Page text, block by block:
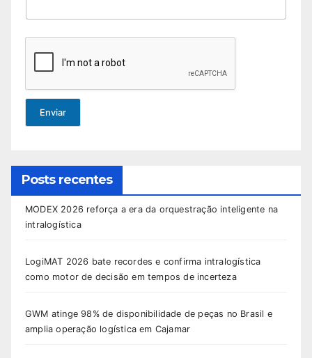
Enviar
Posts recentes
MODEX 2026 reforça a era da orquestração inteligente na
intralogística
LogiMAT 2026 bate recordes e confirma intralogística
como motor de decisão em tempos de incerteza
GWM atinge 98% de disponibilidade de peças no Brasil e
amplia operação logística em Cajamar